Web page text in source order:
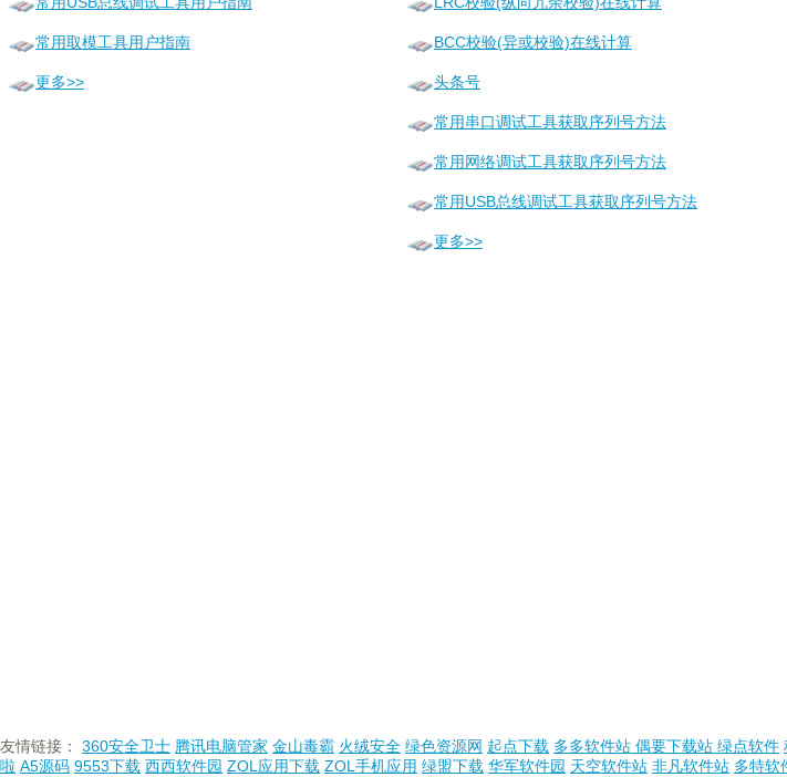
常用取模工具用户指南
更多>>
BCC校验(异或校验)在线计算
头条号
常用串口调试工具获取序列号方法
常用网络调试工具获取序列号方法
常用USB总线调试工具获取序列号方法
更多>>
友情链接： 360安全卫士 腾讯电脑管家 金山毒霸 火绒安全 绿色资源网 起点下载 多多软件站 偶要下载站 绿点软件
啦 A5源码 9553下载 西西软件园 ZOL应用下载 ZOL手机应用 绿盟下载 华军软件园 天空软件站 非凡软件站 多特软